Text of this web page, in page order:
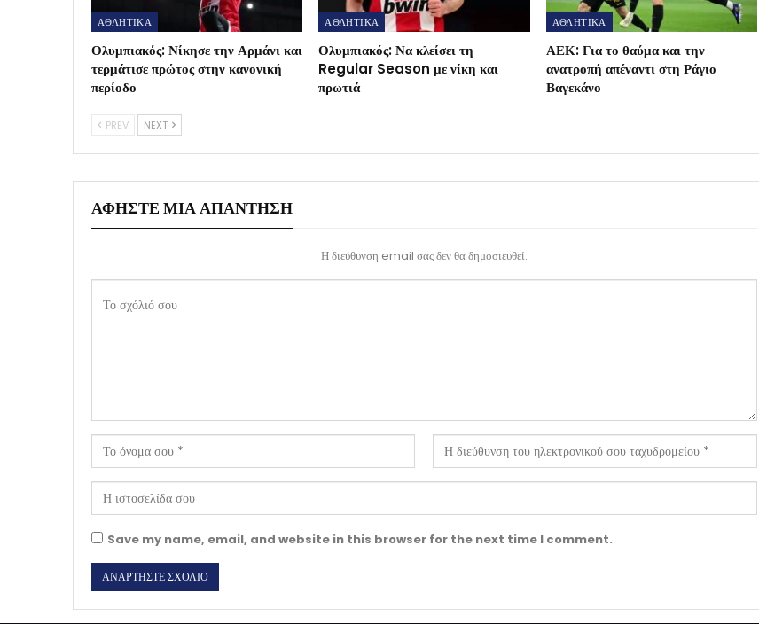
ΑΘΛΗΤΙΚΑ
Ολυμπιακός: Νίκησε την Αρμάνι και
τερμάτισε πρώτος στην κανονική
περίοδο
ΑΘΛΗΤΙΚΑ
Ολυμπιακός: Να κλείσει τη
Regular Season με νίκη και
πρωτιά
ΑΘΛΗΤΙΚΑ
ΑΕΚ: Για το θαύμα και την
ανατροπή απέναντι στη Ράγιο
Βαγεκάνο
PREV NEXT
ΑΦΉΣΤΕ ΜΙΑ ΑΠΆΝΤΗΣΗ
Η διεύθυνση email σας δεν θα δημοσιευθεί.
Save my name, email, and website in this browser for the next time I comment.